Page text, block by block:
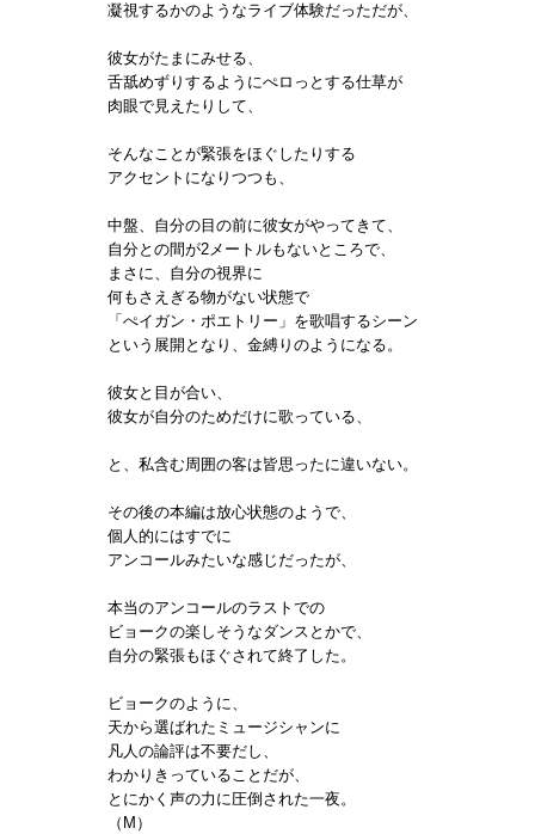
凝視するかのようなライブ体験だっただが、
彼女がたまにみせる、
舌舐めずりするようにぺロっとする仕草が
肉眼で見えたりして、
そんなことが緊張をほぐしたりする
アクセントになりつつも、
中盤、自分の目の前に彼女がやってきて、
自分との間が2メートルもないところで、
まさに、自分の視界に
何もさえぎる物がない状態で
「ぺイガン・ポエトリー」を歌唱するシーン
という展開となり、金縛りのようになる。
彼女と目が合い、
彼女が自分のためだけに歌っている、
と、私含む周囲の客は皆思ったに違いない。
その後の本編は放心状態のようで、
個人的にはすでに
アンコールみたいな感じだったが、
本当のアンコールのラストでの
ビョークの楽しそうなダンスとかで、
自分の緊張もほぐされて終了した。
ビョークのように、
天から選ばれたミュージシャンに
凡人の論評は不要だし、
わかりきっていることだが、
とにかく声の力に圧倒された一夜。
（M）